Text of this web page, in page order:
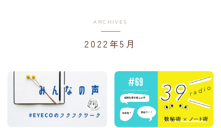
ARCHIVES
2022年5月